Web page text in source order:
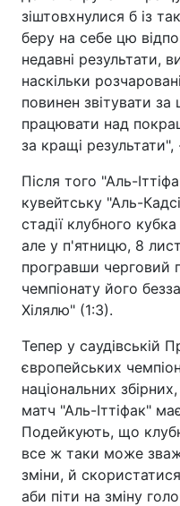
зіштовхнулися б із
беру на себе цю
недавні результати,
наскільки
повинен звітувати
працювати над
за кращі
Після того "Аль-
кувейтську "Аль-
стадії клубного
але у п'ятницю, 8
програвши черговий
чемпіонату його
Хілялю" (1:3).
Тепер у саудівській
європейських
національних
матч "Аль-Іттіфак"
Подейкують, що
все ж таки може
зміни, й
аби піти на зміну